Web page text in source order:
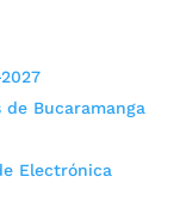
Bucaramanga
Electrónica
del Sistema
área